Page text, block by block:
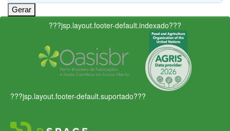
???jsp.layout.footer-default.indexado???
???jsp.layout.footer-default.suportado???